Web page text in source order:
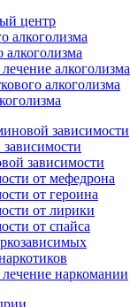
центр
алкоголизма
алкоголизма
алкоголизма
зависимости
зависимости
от мефедрона
от героина
от лирики
от спайса
наркомании